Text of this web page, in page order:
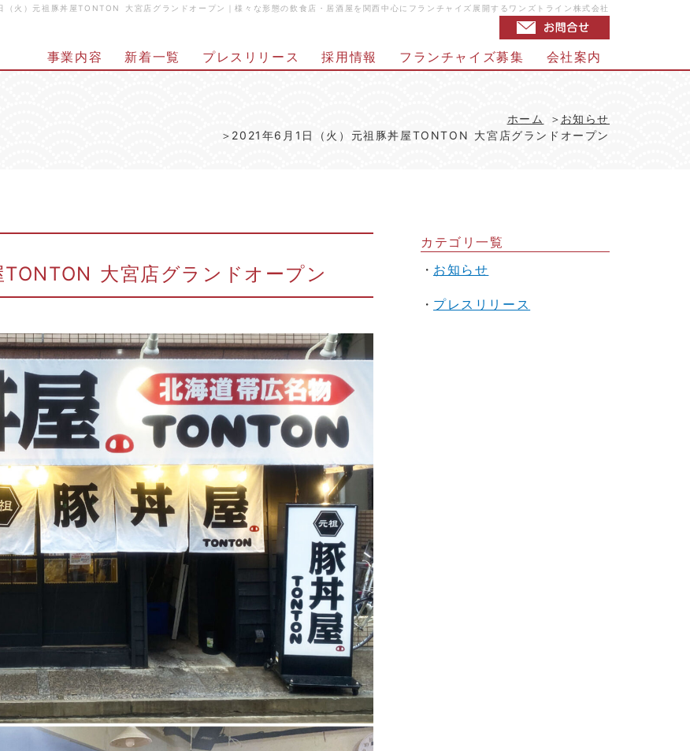
（火）元祖豚丼屋TONTON 大宮店グランドオープン｜様々な形態の飲食店・居酒屋を関西中心にフランチャイズ展開するワンズトライン株式会社
事業内容 新着一覧 プレスリリース 採用情報 フランチャイズ募集 会社案内
ホーム
お知らせ
2021年6月1日（火）元祖豚丼屋TONTON 大宮店グランドオープン
大宮店グランドオープン
カテゴリ一覧
お知らせ
プレスリリース